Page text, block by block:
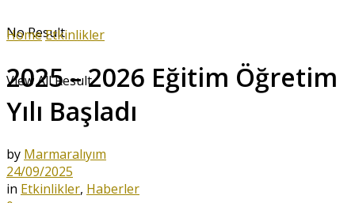
No Result
View All Result
HomeEtkinlikler
2025 – 2026 Eğitim Öğretim
Yılı Başladı
by Marmaralıyım
24/09/2025
in Etkinlikler, Haberler